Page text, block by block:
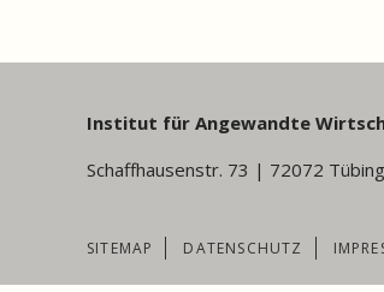
Institut für Angewandte
Schaffhausenstr. 73 | 72072
NAVIGATION
ÜBERSPRINGEN
SITEMAP DATENSCHUTZ